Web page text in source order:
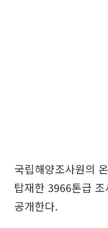
국립해양조사원의
탑재한 3966톤급
공개한다.